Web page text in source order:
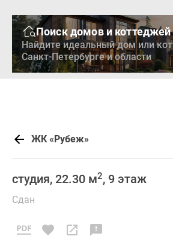
Поиск домов и коттеджей
Найдите идеальный дом или
Санкт-Петербурге и области
ЖК «Рубеж»
студия, 22.30 м2, 9 этаж
Сдан